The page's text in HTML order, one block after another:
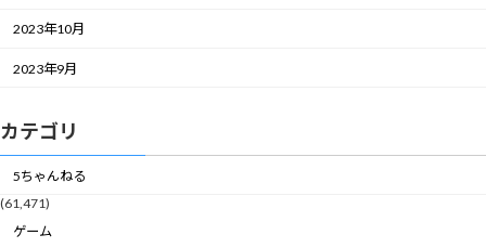
2023年10月
2023年9月
カテゴリ
5ちゃんねる
(61,471)
ゲーム